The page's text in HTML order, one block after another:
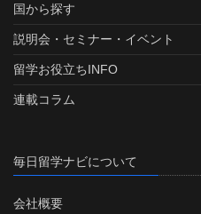
国から探す
説明会・セミナー・イベント
留学お役立ちINFO
連載コラム
毎日留学ナビについて
会社概要